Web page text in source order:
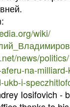
wiki/
news/
na-
ukb-i-
Iosifovich -